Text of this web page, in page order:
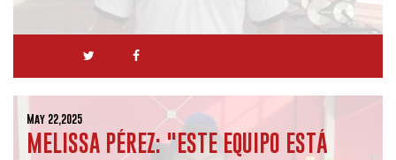
May 22,2025
MELISSA PÉREZ: "ESTE EQUIPO ESTÁ